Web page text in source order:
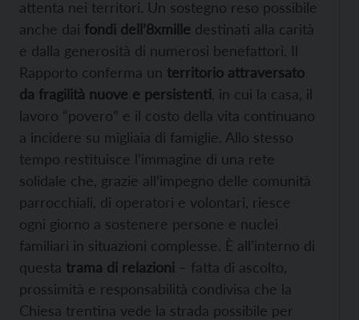
attenta nei territori. Un sostegno reso possibile
anche dai fondi dell’8xmille destinati alla carità
e dalla generosità di numerosi benefattori. Il
Rapporto conferma un territorio attraversato
da fragilità nuove e persistenti , in cui la casa, il
lavoro “povero” e il costo della vita continuano
a incidere su migliaia di famiglie. Allo stesso
tempo restituisce l’immagine di una rete
solidale che, grazie all’impegno delle comunità
parrocchiali, di operatori e volontari, riesce
ogni giorno a sostenere persone e nuclei
familiari in situazioni complesse. È all’interno di
questa trama di relazioni – fatta di ascolto,
prossimità e responsabilità condivisa che la
Chiesa trentina vede la strada possibile per